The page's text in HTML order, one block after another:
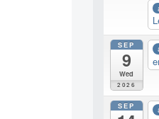
SEP
9
Wed
2026
SEP